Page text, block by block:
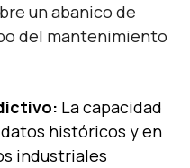
un abanico de
del mantenimiento
La capacidad
históricos y en
industriales